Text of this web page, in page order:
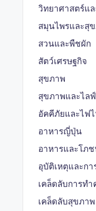
วิทยาศาสตร์แ
สมุนไพรและสุ
สวนและพืชผัก
สัตว์เศรษฐกิจ
สุขภาพ
สุขภาพและไล
อัคคีภัยและไฟ
อาหารญี่ปุ่น
อาหารและโภ
อุบัติเหตุและก
เคล็ดลับการท
เคล็ดลับสุขภาพ